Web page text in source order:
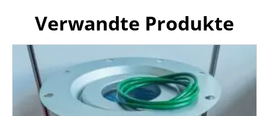
Verwandte Produkte